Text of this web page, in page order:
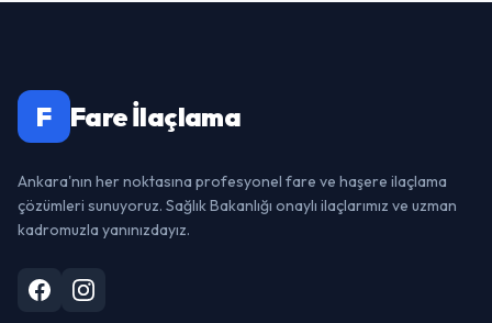
F Fare İlaçlama
Ankara'nın her noktasına profesyonel fare ve haşere ilaçlama
çözümleri sunuyoruz. Sağlık Bakanlığı onaylı ilaçlarımız ve uzman
kadromuzla yanınızdayız.